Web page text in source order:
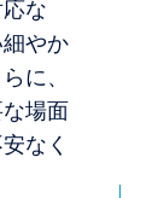
な
やか
に、
場面
なく